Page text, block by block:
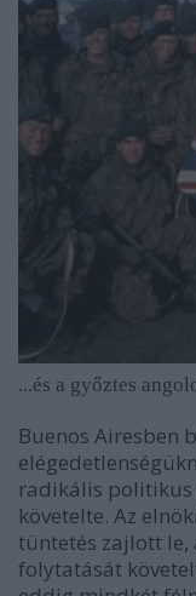
...és a győztes
Buenos Airesben
radikális
követelte. Az
tüntetés zajlott le,
folytatását